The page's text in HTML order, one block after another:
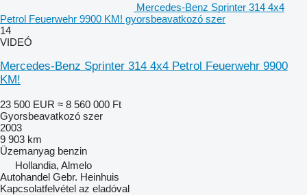
Mercedes-Benz Sprinter 314 4x4
Petrol Feuerwehr 9900 KM! gyorsbeavatkozó szer
14
VIDEÓ
Mercedes-Benz Sprinter 314 4x4 Petrol Feuerwehr 9900
KM!
23 500 EUR ≈ 8 560 000 Ft
Gyorsbeavatkozó szer
2003
9 903 km
Üzemanyag benzin
Hollandia, Almelo
Autohandel Gebr. Heinhuis
Kapcsolatfelvétel az eladóval